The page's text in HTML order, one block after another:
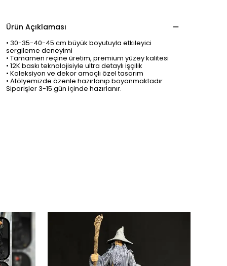
Ürün Açıklaması
• 30-35-40-45 cm büyük boyutuyla etkileyici
sergileme deneyimi
• Tamamen reçine üretim, premium yüzey kalitesi
• 12K baskı teknolojisiyle ultra detaylı işçilik
• Koleksiyon ve dekor amaçlı özel tasarım
• Atölyemizde özenle hazırlanıp boyanmaktadır
Siparişler 3-15 gün içinde hazırlanır.